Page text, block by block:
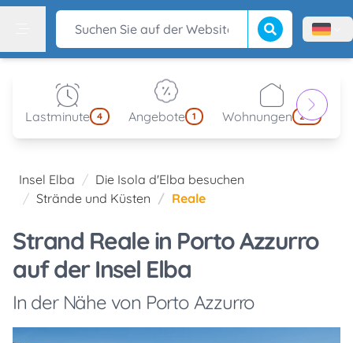
Suchen Sie auf der Website Suche beginnen
Menù
Lastminute 4 Angebote 1 Wohnungen 214
Insel Elba
Die Isola d'Elba besuchen
Strände und Küsten
Reale
Strand Reale in Porto Azzurro
auf der Insel Elba
In der Nähe von Porto Azzurro